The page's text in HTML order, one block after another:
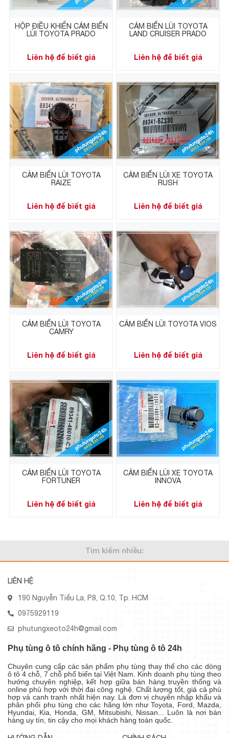
HỘP ĐIỀU KHIỂN CẢM BIẾN
LÙI TOYOTA PRADO
Liên hệ để biết giá
CẢM BIẾN LÙI TOYOTA
LAND CRUISER PRADO
Liên hệ để biết giá
CẢM BIẾN LÙI TOYOTA
RAIZE
Liên hệ để biết giá
CẢM BIẾN LÙI XE TOYOTA
RUSH
Liên hệ để biết giá
CẢM BIẾN LÙI TOYOTA
CAMRY
Liên hệ để biết giá
CẢM BIẾN LÙI TOYOTA VIOS
Liên hệ để biết giá
CẢM BIẾN LÙI TOYOTA
FORTUNER
Liên hệ để biết giá
CẢM BIẾN LÙI XE TOYOTA
INNOVA
Liên hệ để biết giá
Tìm kiếm nhiều:
LIÊN HỆ
190 Nguyễn Tiểu La, P.8, Q.10, Tp. HCM
0975929119
phutungxeoto24h@gmail.com
Phụ tùng ô tô chính hãng - Phụ tùng ô tô 24h
Chuyên cung cấp các sản phẩm phụ tùng thay thế cho các dòng
ô tô 4 chỗ, 7 chỗ phổ biến tại Việt Nam. Kinh doanh phụ tùng theo
hướng chuyên nghiệp, kết hợp giữa bán hàng truyền thống và
online phù hợp với thời đại công nghệ. Chất lượng tốt, giá cả phù
hợp và canh tranh nhất hiện nay. Là đơn vị chuyên nhập khẩu và
phân phối phụ tùng cho các hãng lớn như Toyota, Ford, Mazda,
Hyundai, Kia, Honda, GM, Mitsubishi, Nissan... Luôn là nơi bán
hàng uy tín, tin cậy cho mọi khách hàng toàn quốc.